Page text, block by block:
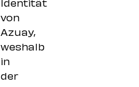
von
Azuay,
weshalb
in
der